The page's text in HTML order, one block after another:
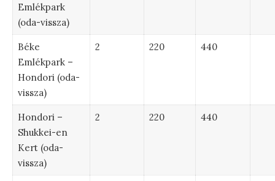
Emlékpark
(oda-vissza)
Béke
Emlékpark –
Hondori (oda-
vissza)
2 220 440
Hondori –
Shukkei-en
Kert (oda-
vissza)
2 220 440